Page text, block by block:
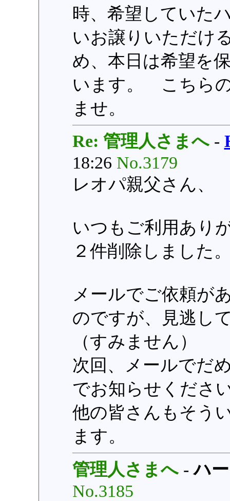
時、希望していた
いお譲りいただけ
め、本日は希望を
います。 こちら
ませ。
Re: 管理人さまへ-
18:26 No.3179
レオパ親父さん、
いつもご利用あり
２件削除しました
メールでご依頼が
のですが、見逃し
（すみません）
次回、メールでだ
でお知らせくださ
他の皆さんもそう
ます。
管理人さまへ-ハ
No.3185